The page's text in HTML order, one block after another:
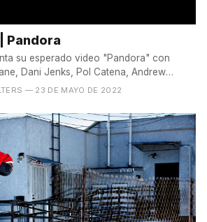
Pandora
su esperado video "Pandora" con
Dani Jenks, Pol Catena, Andrew
— 23 DE MAYO DE 2022